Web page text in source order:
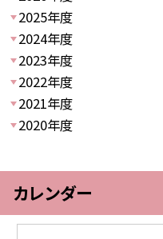
2025年度
2024年度
2023年度
2022年度
2021年度
2020年度
カレンダー